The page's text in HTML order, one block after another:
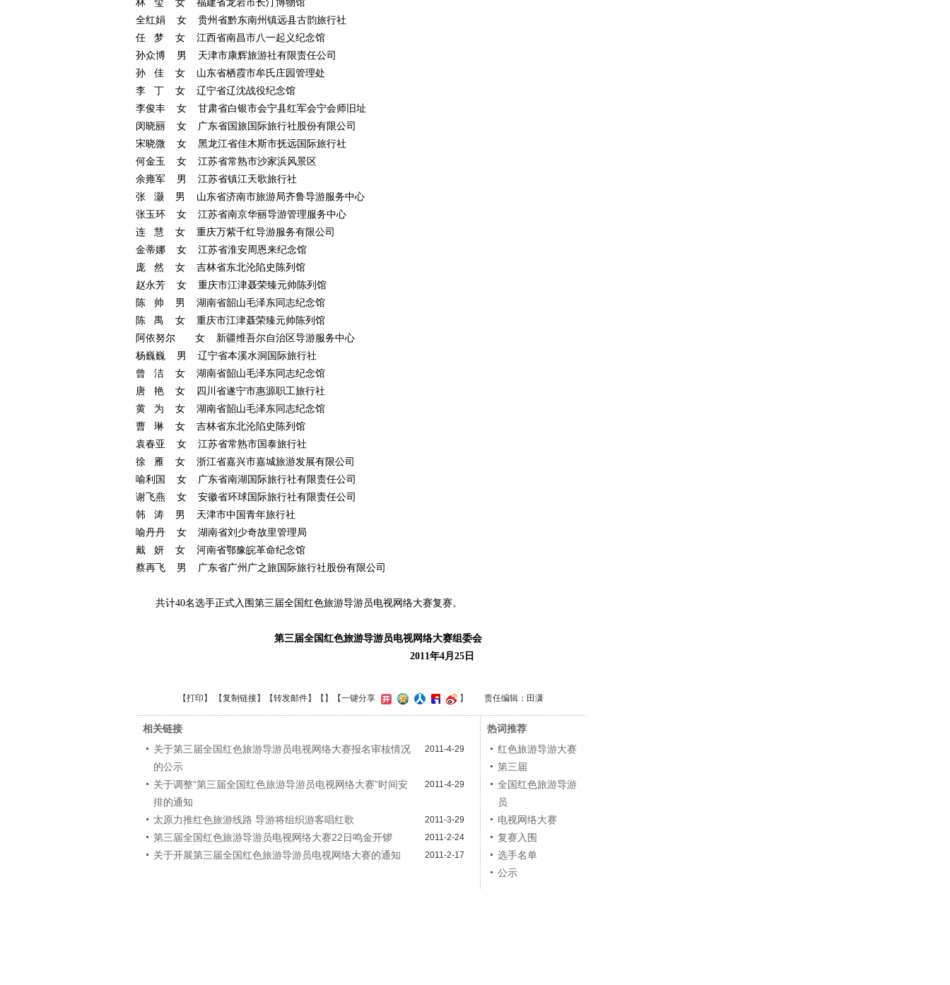
林
玺 女
福建省龙岩市长汀博物馆
全红娟
女
贵州省黔东南州镇远县古韵旅行社
任
梦 女
江西省南昌市八一起义纪念馆
孙众博
男
天津市康辉旅游社有限责任公司
孙
佳 女
山东省栖霞市牟氏庄园管理处
李
丁 女
辽宁省辽沈战役纪念馆
李俊丰
女
甘肃省白银市会宁县红军会宁会师旧址
闵晓丽
女
广东省国旅国际旅行社股份有限公司
宋晓微
女
黑龙江省佳木斯市抚远国际旅行社
何金玉
女
江苏省常熟市沙家浜风景区
余雍军
男
江苏省镇江天歌旅行社
张
灏 男
山东省济南市旅游局齐鲁导游服务中心
张玉环
女
江苏省南京华丽导游管理服务中心
连
慧 女
重庆万紫千红导游服务有限公司
金蒂娜
女
江苏省淮安周恩来纪念馆
庞
然 女
吉林省东北沦陷史陈列馆
赵永芳
女
重庆市江津聂荣臻元帅陈列馆
陈
帅 男
湖南省韶山毛泽东同志纪念馆
陈
禺 女
重庆市江津聂荣臻元帅陈列馆
阿依努尔
女
新疆维吾尔自治区导游服务中心
杨巍巍
男
辽宁省本溪水洞国际旅行社
曾
洁 女
湖南省韶山毛泽东同志纪念馆
唐
艳 女
四川省遂宁市惠源职工旅行社
黄
为 女
湖南省韶山毛泽东同志纪念馆
曹
琳 女
吉林省东北沦陷史陈列馆
袁春亚
女
江苏省常熟市国泰旅行社
徐
雁 女
浙江省嘉兴市嘉城旅游发展有限公司
喻利国
女
广东省南湖国际旅行社有限责任公司
谢飞燕
女
安徽省环球国际旅行社有限责任公司
韩
涛 男
天津市中国青年旅行社
喻丹丹
女
湖南省刘少奇故里管理局
戴
妍 女
河南省鄂豫皖革命纪念馆
蔡再飞
男 广东省广州广之旅国际旅行社股份有限公司
共计40名选手正式入围第三届全国红色旅游导游员电视网络大赛复赛。
第三届全国红色旅游导游员电视网络大赛组委会
2011年4月 25 日
【打印 】 【复制链接】【转发邮件】【 】 【一键分享 】 责任编辑：田潇
相关链接
关于第三届全国红色旅游导游员电视网络大赛报名审核情况
的公示
2011-4-29
关于调整“第三届全国红色旅游导游员电视网络大赛”时间安
排的通知
2011-4-29
太原力推红色旅游线路 导游将组织游客唱红歌 2011-3-29
第三届全国红色旅游导游员电视网络大赛22日鸣金开锣 2011-2-24
关于开展第三届全国红色旅游导游员电视网络大赛的通知 2011-2-17
热词推荐
红色旅游导游大赛
第三届
全国红色旅游导游
员
电视网络大赛
复赛入围
选手名单
公示